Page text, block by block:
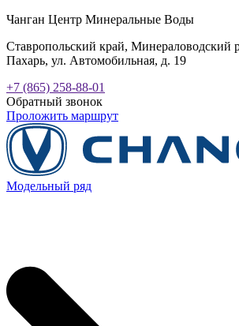
Чанган Центр Минеральные Воды
Ставропольский край, Минераловодский
Пахарь, ул. Автомобильная, д. 19
+7 (865) 258-88-01
Обратный звонок
Проложить маршрут
Модельный ряд